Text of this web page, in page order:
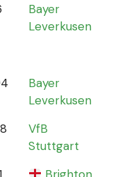
Bayer
Leverkusen
Bayer
Leverkusen
VfB
Stuttgart